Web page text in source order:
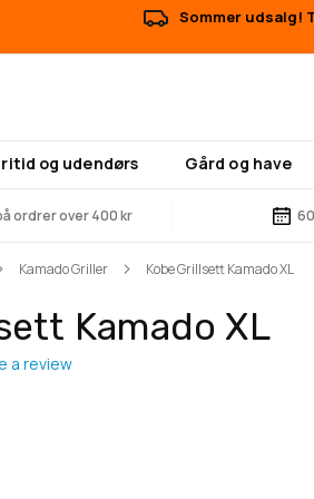
Sommer udsalg!
og udendørs Gård og have
ordrer over 400 kr
Kamado Griller Kobe Grillsett Kamado XL
Kamado XL